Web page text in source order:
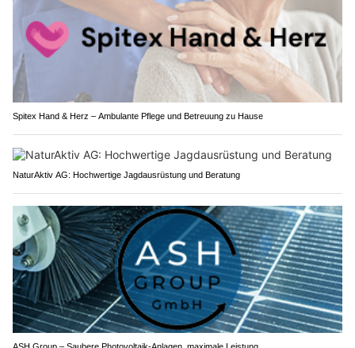
Spitex Hand & Herz – Ambulante Pflege und Betreuung zu Hause
NaturAktiv AG: Hochwertige Jagdausrüstung und Beratung